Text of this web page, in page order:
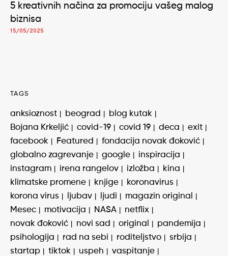
5 kreativnih načina za promociju vašeg malog
biznisa
15/05/2025
TAGS
anksioznost beograd
blog kutak
Bojana Krkeljić
covid-19 covid 19 deca
exit
facebook
Featured
fondacija novak đoković
globalno zagrevanje
google
inspiracija
instagram
irena rangelov izložba
kina
klimatske promene
knjige
koronavirus
korona virus
ljubav ljudi
magazin original
Mesec
motivacija NASA
netflix
novak đoković
novi sad original
pandemija
psihologija
rad na sebi roditeljstvo
srbija
startap
tiktok uspeh
vaspitanje